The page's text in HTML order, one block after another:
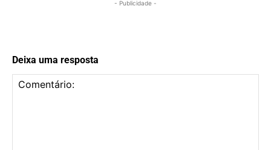
- Publicidade -
Deixa uma resposta